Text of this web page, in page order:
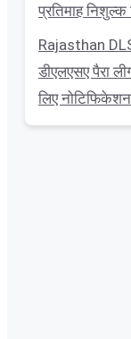
प्रतिमाह
Rajasthan
डीएलएसए पैरा
लिए नोटिफिकेशन